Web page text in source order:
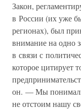
Закон,
в России (их уже
регионах), был
внимание на одно
в связи с
которое цитирует
он. — Мы
не отстоим нашу